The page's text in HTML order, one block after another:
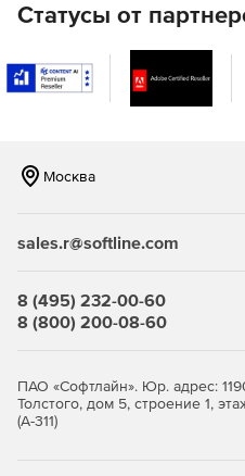
Аудит безопасности и
Статусы от
Москва
sales.r@softline.com
8 (495) 232-00-60
8 (800) 200-08-60
ПАО «Софтлайн». Юр. адрес:
Толстого, дом 5, строение 1,
(А-311)